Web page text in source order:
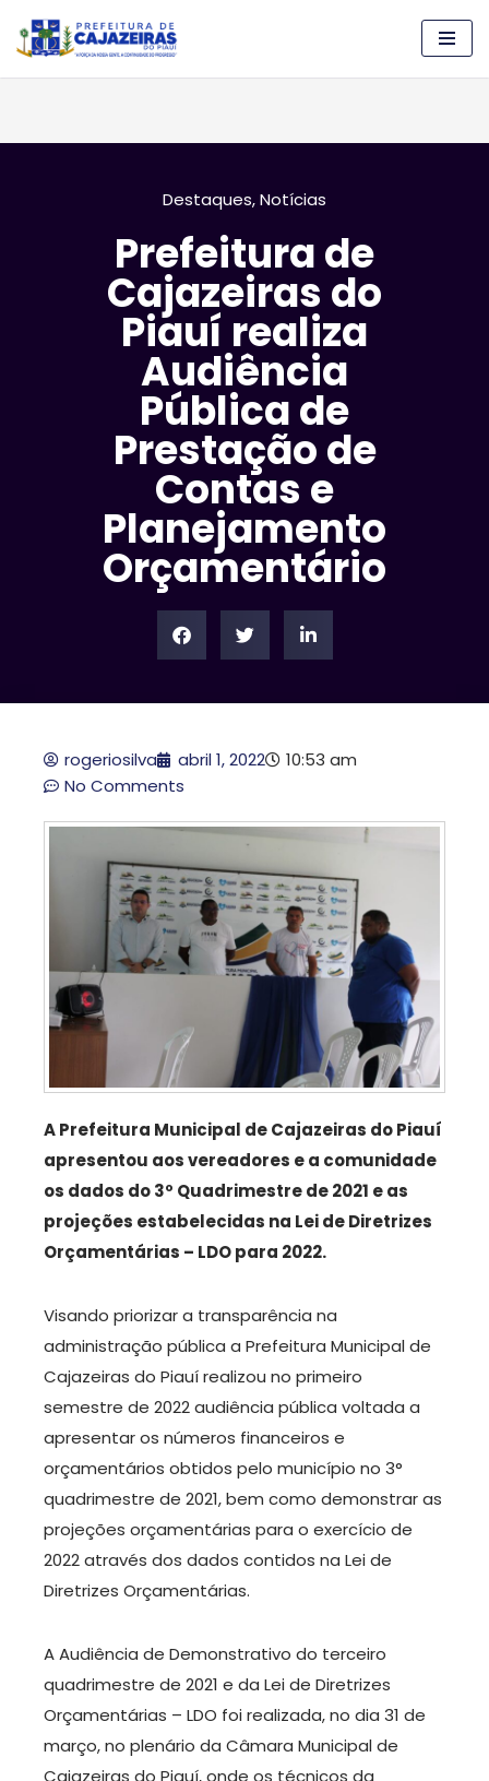
Pular
para
Destaques,Notícias
Prefeitura de
Cajazeiras do
Piauí realiza
Audiência
Pública de
Prestação de
Contas e
Planejamento
Orçamentário
rogeriosilva abril 1, 2022
10:53 am
No Comments
A Prefeitura Municipal de Cajazeiras do Piauí
apresentou aos vereadores e a comunidade
os dados do 3º Quadrimestre de 2021 e as
projeções estabelecidas na Lei de Diretrizes
Orçamentárias – LDO para 2022.
Visando priorizar a transparência na
administração pública a Prefeitura Municipal de
Cajazeiras do Piauí realizou no primeiro
semestre de 2022 audiência pública voltada a
apresentar os números financeiros e
orçamentários obtidos pelo município no 3°
quadrimestre de 2021, bem como demonstrar as
projeções orçamentárias para o exercício de
2022 através dos dados contidos na Lei de
Diretrizes Orçamentárias.
A Audiência de Demonstrativo do terceiro
quadrimestre de 2021 e da Lei de Diretrizes
Orçamentárias – LDO foi realizada, no dia 31 de
março, no plenário da Câmara Municipal de
Cajazeiras do Piauí, onde os técnicos da